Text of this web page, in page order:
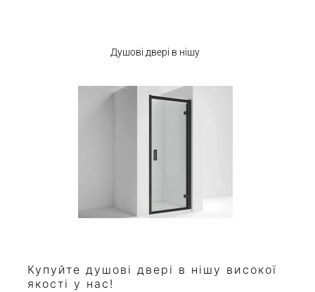
Душові двері в нішу
Купуйте душові двері в нішу високої
якості у нас!